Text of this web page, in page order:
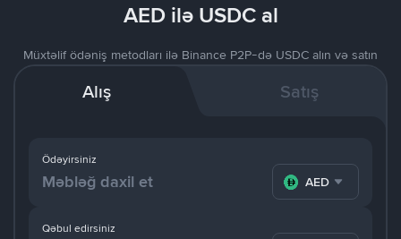
AED ilə USDC al
Müxtəlif ödəniş metodları ilə Binance P2P-də USDC alın və satın
Alış Satış
Ödəyirsiniz
AED
Qəbul edirsiniz